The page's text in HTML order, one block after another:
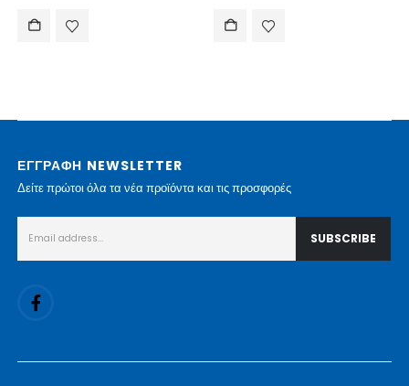
ΕΓΓΡΑΦΗ NEWSLETTER
Δείτε πρώτοι όλα τα νέα προϊόντα και τις προσφορές